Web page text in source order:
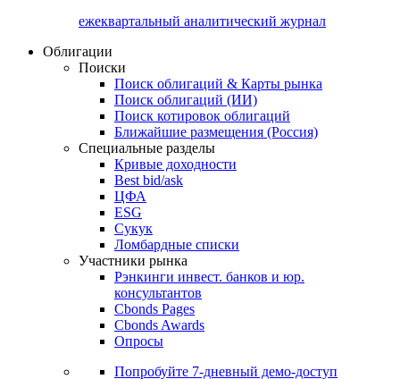
Cbonds Review
ежеквартальный аналитический журнал
Облигации
Поиски
Поиск облигаций & Карты рынка
Поиск облигаций (ИИ)
Поиск котировок облигаций
Ближайшие размещения (Россия)
Специальные разделы
Кривые доходности
Best bid/ask
ЦФА
ESG
Сукук
Ломбардные списки
Участники рынка
Рэнкинги инвест. банков и юр.
Cbonds Pages